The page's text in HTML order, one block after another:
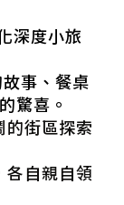
深度小旅
事、餐桌
驚喜。
街區探索
各自親自領